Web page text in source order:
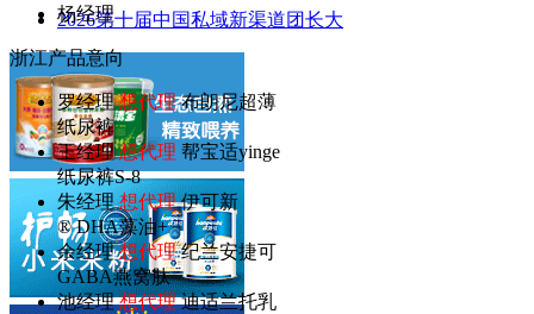
2026第十届中国私域新渠道团长大
杨经理
浙江产品意向
罗经理想代理布朗尼超薄
纸尿裤
王经理想代理 帮宝适yinge
纸尿裤S-8
朱经理想代理伊可新
® DHA藻油+
余经理想代理纪兰安捷可
GABA燕窝肽
池经理想代理迪适兰托乳